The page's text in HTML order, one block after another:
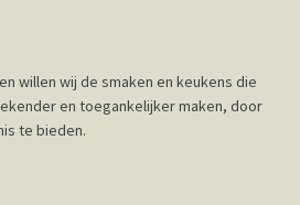
willen wij de smaken en keukens die
en toegankelijker maken, door
te bieden.